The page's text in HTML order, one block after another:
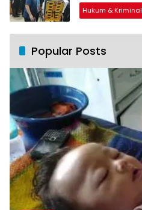
Hukum & Kriminal
Popular Posts